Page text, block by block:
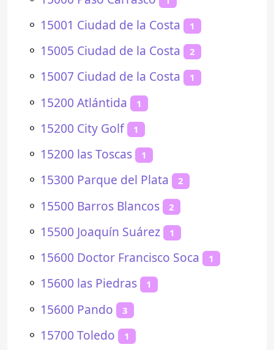
⚬ 15001 Ciudad de la Costa 1
⚬ 15005 Ciudad de la Costa 2
⚬ 15007 Ciudad de la Costa 1
⚬ 15200 Atlántida 1
⚬ 15200 City Golf 1
⚬ 15200 las Toscas 1
⚬ 15300 Parque del Plata 2
⚬ 15500 Barros Blancos 2
⚬ 15500 Joaquín Suárez 1
⚬ 15600 Doctor Francisco Soca 1
⚬ 15600 las Piedras 1
⚬ 15600 Pando 3
⚬ 15700 Toledo 1